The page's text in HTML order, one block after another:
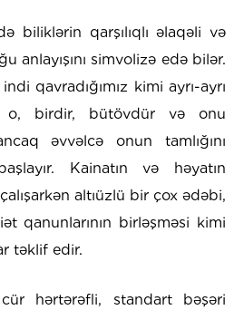
biliklərin qarşılıqlı əlaqəli və
anlayışını simvolizə edə bilər.
qavradığımız kimi ayrı-ayrı
o, birdir, bütövdür və onu
əvvəlcə onun tamlığını
Kainatın və həyatın
altıüzlü bir çox ədəbi,
qanunlarının birləşməsi kimi
təklif edir.
hərtərəfli, standart bəşəri